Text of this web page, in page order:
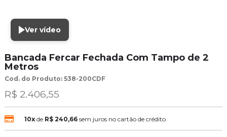
Ver vídeo
Bancada Fercar Fechada Com Tampo de 2
Metros
Cod. do Produto: 538-200CDF
R$ 2.406,55
10xde R$ 240,66 sem juros no cartão de crédito